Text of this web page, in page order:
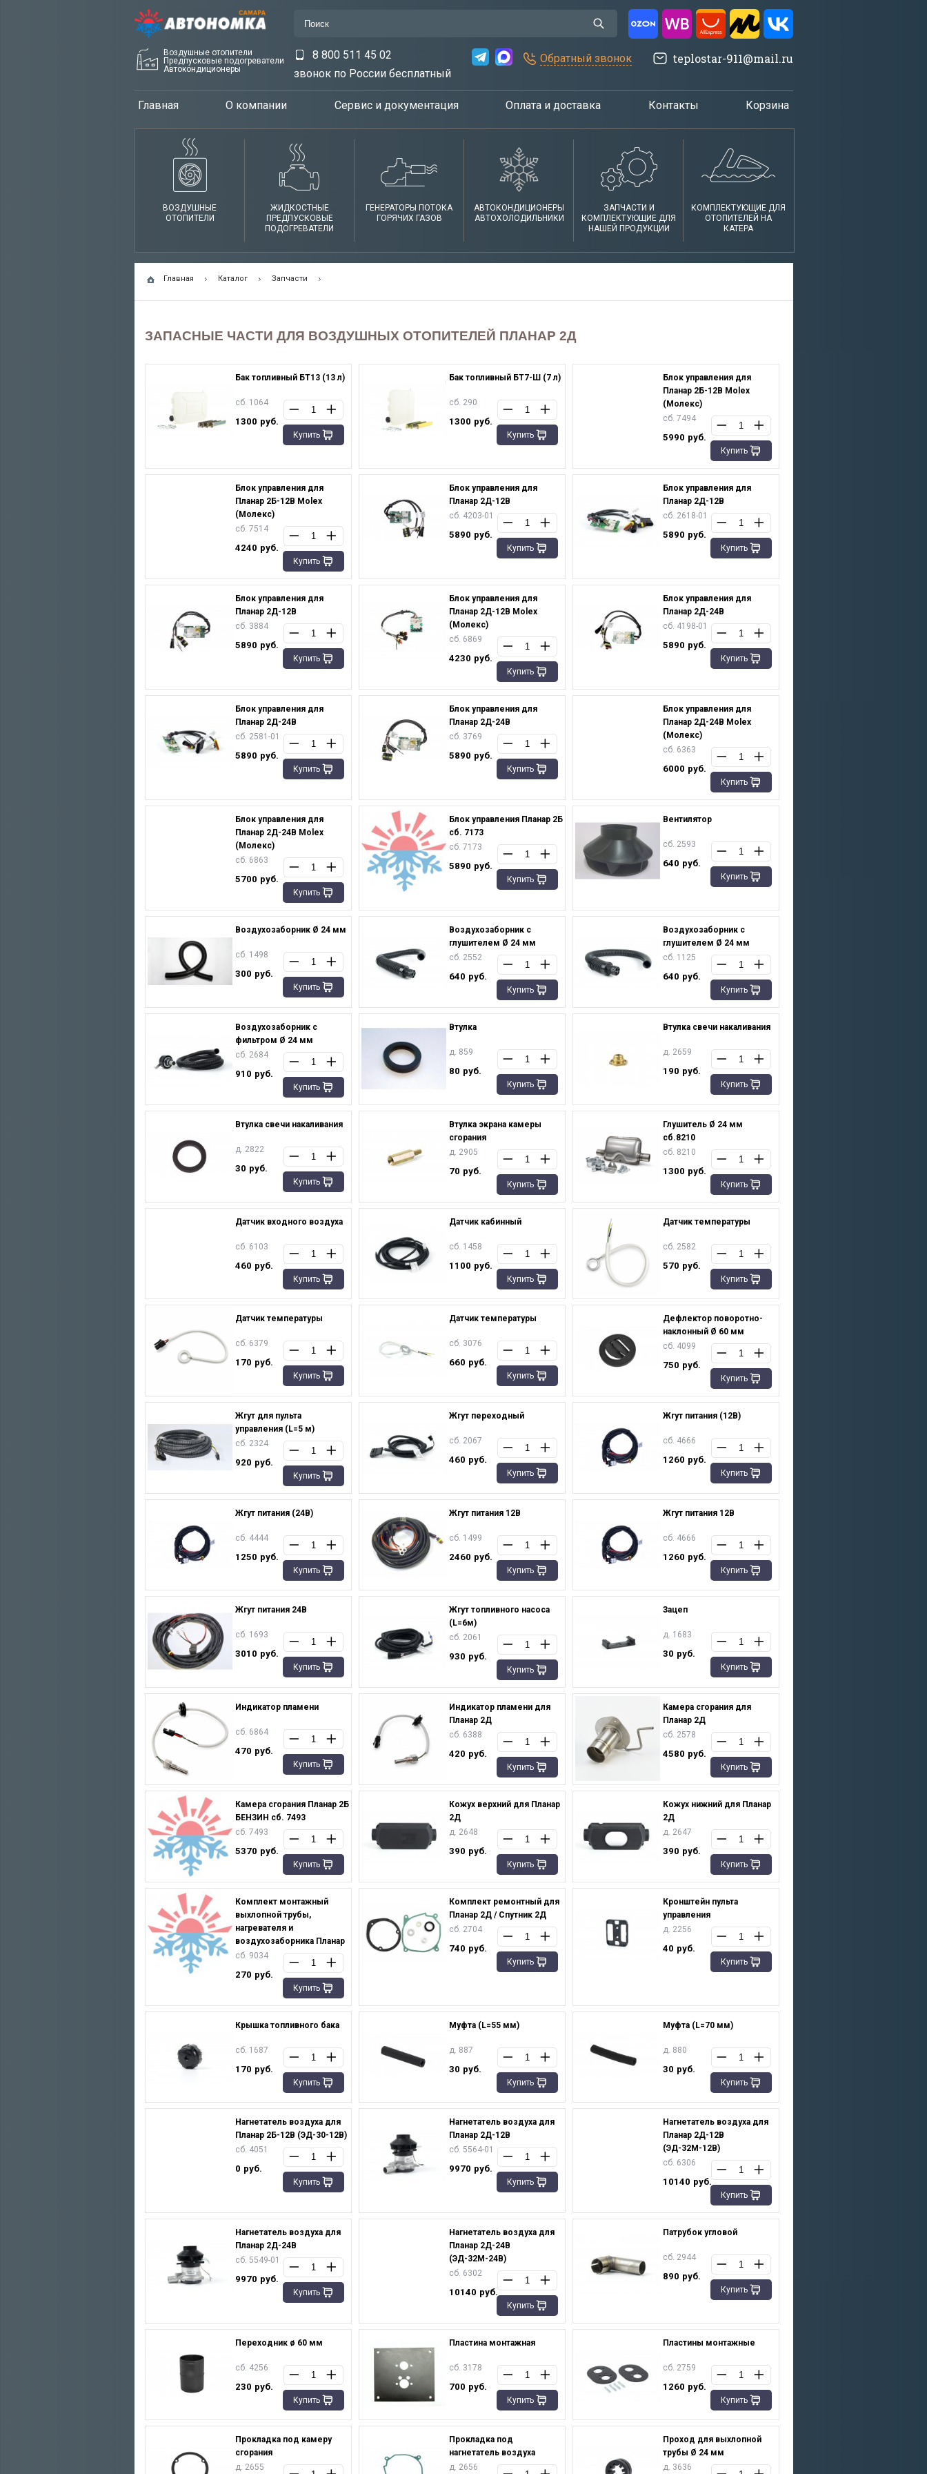
Воздушные отопители
Предпусковые подогреватели
Автокондиционеры
8 800 511 45 02
звонок по России бесплатный
Обратный звонок teplostar-911@mail.ru
Главная О компании Сервис и документация Оплата и доставка Контакты Корзина
ВОЗДУШНЫЕ
ОТОПИТЕЛИ
ЖИДКОСТНЫЕ
ПРЕДПУСКОВЫЕ
ПОДОГРЕВАТЕЛИ
ГЕНЕРАТОРЫ ПОТОКА
ГОРЯЧИХ ГАЗОВ
АВТОКОНДИЦИОНЕРЫ
АВТОХОЛОДИЛЬНИКИ
ЗАПЧАСТИ И
КОМПЛЕКТУЮЩИЕ ДЛЯ
НАШЕЙ ПРОДУКЦИИ
КОМПЛЕКТУЮЩИЕ ДЛЯ
ОТОПИТЕЛЕЙ НА
КАТЕРА
Главная Каталог Запчасти
ЗАПАСНЫЕ ЧАСТИ ДЛЯ ВОЗДУШНЫХ ОТОПИТЕЛЕЙ ПЛАНАР 2Д
Бак топливный БТ13 (13 л)
сб. 1064
1300 руб.
Купить
Бак топливный БТ7-Ш (7 л)
сб. 290
1300 руб.
Купить
Блок управления для
Планар 2Б-12В Molex
(Молекс)
сб. 7494
5990 руб.
Купить
Блок управления для
Планар 2Б-12В Molex
(Молекс)
сб. 7514
4240 руб.
Купить
Блок управления для
Планар 2Д-12В
сб. 4203-01
5890 руб.
Купить
Блок управления для
Планар 2Д-12В
сб. 2618-01
5890 руб.
Купить
Блок управления для
Планар 2Д-12В
сб. 3884
5890 руб.
Купить
Блок управления для
Планар 2Д-12В Molex
(Молекс)
сб. 6869
4230 руб.
Купить
Блок управления для
Планар 2Д-24В
сб. 4198-01
5890 руб.
Купить
Блок управления для
Планар 2Д-24В
сб. 2581-01
5890 руб.
Купить
Блок управления для
Планар 2Д-24В
сб. 3769
5890 руб.
Купить
Блок управления для
Планар 2Д-24В Molex
(Молекс)
сб. 6363
6000 руб.
Купить
Блок управления для
Планар 2Д-24В Molex
(Молекс)
сб. 6863
5700 руб.
Купить
Блок управления Планар 2Б
сб. 7173
сб. 7173
5890 руб.
Купить
Вентилятор
сб. 2593
640 руб.
Купить
Воздухозаборник Ø 24 мм
сб. 1498
300 руб.
Купить
Воздухозаборник с
глушителем Ø 24 мм
сб. 2552
640 руб.
Купить
Воздухозаборник с
глушителем Ø 24 мм
сб. 1125
640 руб.
Купить
Воздухозаборник с
фильтром Ø 24 мм
сб. 2684
910 руб.
Купить
Втулка
д. 859
80 руб.
Купить
Втулка свечи накаливания
д. 2659
190 руб.
Купить
Втулка свечи накаливания
д. 2822
30 руб.
Купить
Втулка экрана камеры
сгорания
д. 2905
70 руб.
Купить
Глушитель Ø 24 мм
сб.8210
сб. 8210
1300 руб.
Купить
Датчик входного воздуха
сб. 6103
460 руб.
Купить
Датчик кабинный
сб. 1458
1100 руб.
Купить
Датчик температуры
сб. 2582
570 руб.
Купить
Датчик температуры
сб. 6379
170 руб.
Купить
Датчик температуры
сб. 3076
660 руб.
Купить
Дефлектор поворотно-
наклонный Ø 60 мм
сб. 4099
750 руб.
Купить
Жгут для пульта
управления (L=5 м)
сб. 2324
920 руб.
Купить
Жгут переходный
сб. 2067
460 руб.
Купить
Жгут питания (12В)
сб. 4666
1260 руб.
Купить
Жгут питания (24В)
сб. 4444
1250 руб.
Купить
Жгут питания 12В
сб. 1499
2460 руб.
Купить
Жгут питания 12В
сб. 4666
1260 руб.
Купить
Жгут питания 24В
сб. 1693
3010 руб.
Купить
Жгут топливного насоса
(L=6м)
сб. 2061
930 руб.
Купить
Зацеп
д. 1683
30 руб.
Купить
Индикатор пламени
сб. 6864
470 руб.
Купить
Индикатор пламени для
Планар 2Д
сб. 6388
420 руб.
Купить
Камера сгорания для
Планар 2Д
сб. 2578
4580 руб.
Купить
Камера сгорания Планар 2Б
БЕНЗИН сб. 7493
сб. 7493
5370 руб.
Купить
Кожух верхний для Планар
2Д
д. 2648
390 руб.
Купить
Кожух нижний для Планар
2Д
д. 2647
390 руб.
Купить
Комплект монтажный
выхлопной трубы,
нагревателя и
воздухозаборника Планар
сб. 9034
270 руб.
Купить
Комплект ремонтный для
Планар 2Д / Спутник 2Д
сб. 2704
740 руб.
Купить
Кронштейн пульта
управления
д. 2256
40 руб.
Купить
Крышка топливного бака
сб. 1687
170 руб.
Купить
Муфта (L=55 мм)
д. 887
30 руб.
Купить
Муфта (L=70 мм)
д. 880
30 руб.
Купить
Нагнетатель воздуха для
Планар 2Б-12В (ЭД-30-12В)
сб. 4051
0 руб.
Купить
Нагнетатель воздуха для
Планар 2Д-12В
сб. 5564-01
9970 руб.
Купить
Нагнетатель воздуха для
Планар 2Д-12В
(ЭД-32М-12В)
сб. 6306
10140 руб.
Купить
Нагнетатель воздуха для
Планар 2Д-24В
сб. 5549-01
9970 руб.
Купить
Нагнетатель воздуха для
Планар 2Д-24В
(ЭД-32М-24В)
сб. 6302
10140 руб.
Купить
Патрубок угловой
сб. 2944
890 руб.
Купить
Переходник ø 60 мм
сб. 4256
230 руб.
Купить
Пластина монтажная
сб. 3178
700 руб.
Купить
Пластины монтажные
сб. 2759
1260 руб.
Купить
Прокладка под камеру
сгорания
д. 2655
Прокладка под
нагнетатель воздуха
д. 2656
Проход для выхлопной
трубы Ø 24 мм
д. 3636